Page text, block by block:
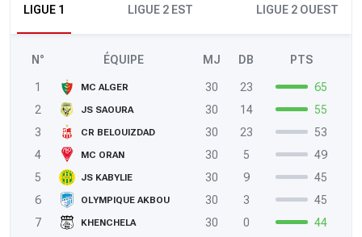
LIGUE 1 LIGUE 2 EST LIGUE 2 OUEST
N° ÉQUIPE MJ DB PTS
1 MC ALGER 30 23
65
2
JS SAOURA 30 14
55
3
CR BELOUIZDAD 30 23
53
4
MC ORAN 30 5
49
5
JS KABYLIE 30 9
45
6
OLYMPIQUE AKBOU 30 3
45
7
KHENCHELA 30 0
44